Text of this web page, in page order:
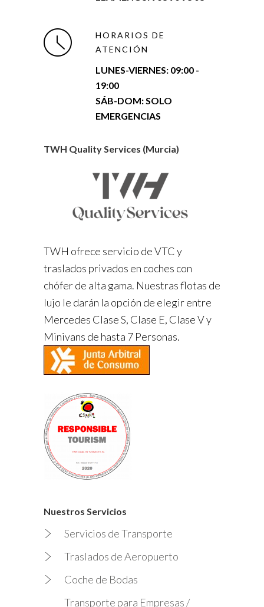
HORARIOS DE
ATENCIÓN
LUNES-VIERNES: 09:00 -
19:00
SÁB-DOM: SOLO
EMERGENCIAS
TWH Quality Services (Murcia)
TWH ofrece servicio de VTC y
traslados privados en coches con
chófer de alta gama. Nuestras flotas de
lujo le darán la opción de elegir entre
Mercedes Clase S, Clase E, Clase V y
Minivans de hasta 7 Personas.
Nuestros Servicios
Servicios de Transporte
Traslados de Aeropuerto
Coche de Bodas
Transporte para Empresas /